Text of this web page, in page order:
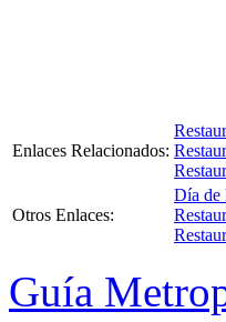
Enlaces Relacionados:
Otros Enlaces:
Día de
Guía